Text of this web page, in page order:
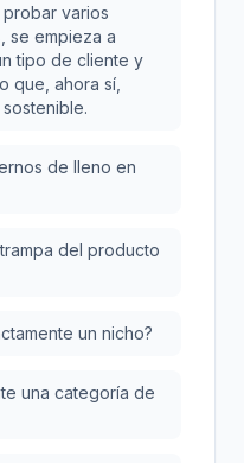
varios
se empieza a
tipo de cliente y
que, ahora sí,
de lleno en
del producto
un nicho?
una categoría de